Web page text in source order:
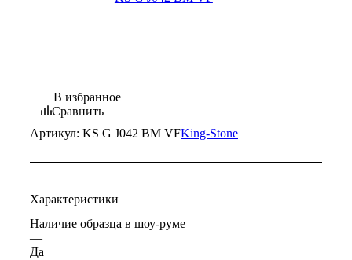
В избранное
Сравнить
Артикул: KS G J042 BM VFKing-Stone
Характеристики
Наличие образца в шоу-руме
—
Да